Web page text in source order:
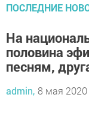
ПОСЛЕДНИЕ
На
половина
песням,
admin, 8 мая 2020